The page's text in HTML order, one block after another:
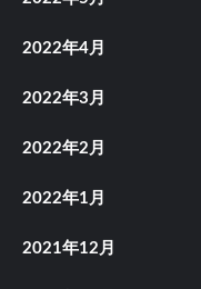
2022年4月
2022年3月
2022年2月
2022年1月
2021年12月